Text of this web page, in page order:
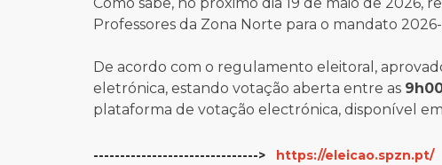
Como sabe, no próximo dia 19 de maio de 2026,
Professores da Zona Norte para o mandato
De acordo com o regulamento eleitoral,
eletrónica, estando votação aberta entre as
plataforma de votação electrónica, disponível
-------------------------------> https://eleicao.spzn.pt/